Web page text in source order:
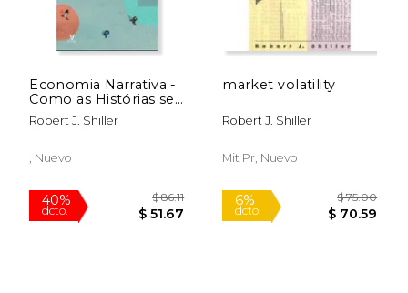
Economia Narrativa -
Como as Histórias se
Tornam Populares e
Geram Eventos
Portugués)
Robert J. Shiller
, Nuevo
market volatility
Robert J. Shiller
Mit Pr, Nuevo